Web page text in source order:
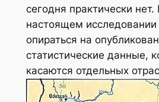
сегодня практически нет.
настоящем
опираться на
статистические данные,
касаются отдельных